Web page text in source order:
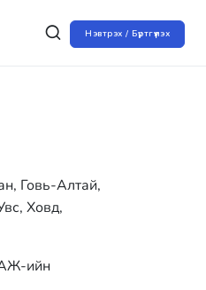
Нэвтрэх / Бүртгүүлэх
Говь-Алтай,
Ховд,
АЖ-ийн